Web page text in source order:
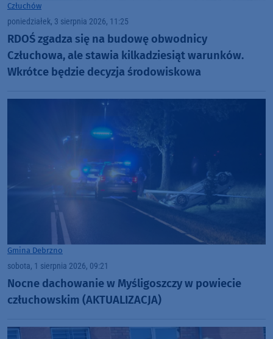
Człuchów
poniedziałek, 3 sierpnia 2026, 11:25
RDOŚ zgadza się na budowę obwodnicy
Człuchowa, ale stawia kilkadziesiąt warunków.
Wkrótce będzie decyzja środowiskowa
Gmina Debrzno
sobota, 1 sierpnia 2026, 09:21
Nocne dachowanie w Myśligoszczy w powiecie
człuchowskim (AKTUALIZACJA)